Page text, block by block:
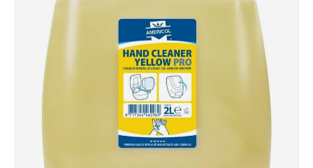
Zu Produktinformationen springen